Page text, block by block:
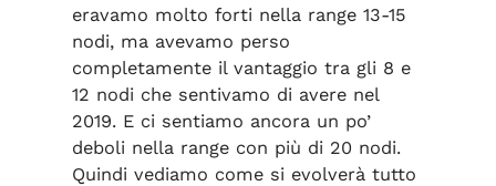
eravamo molto forti nella range 13-15
nodi, ma avevamo perso
completamente il vantaggio tra gli 8 e
12 nodi che sentivamo di avere nel
2019. E ci sentiamo ancora un po’
deboli nella range con più di 20 nodi.
Quindi vediamo come si evolverà tutto